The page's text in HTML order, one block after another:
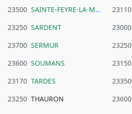
23500 SAINTE-FEYRE-LA-MONTAGNE 23110
23250 SARDENT 23000
23700 SERMUR 23250
23600 SOUMANS 23150
23170 TARDES 23350
23250 THAURON 23600